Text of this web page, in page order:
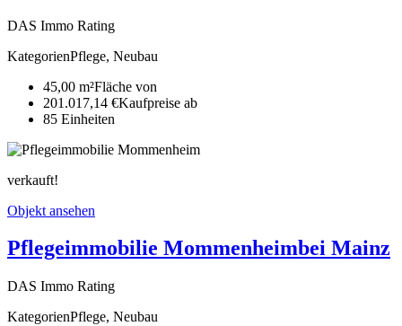
DAS Immo Rating
KategorienPflege, Neubau
45,00 m²Fläche von
201.017,14 €Kaufpreise ab
85 Ein­heiten
verkauft!
Objekt ansehen
Pflegeimmobilie Mommenheimbei Mainz
DAS Immo Rating
KategorienPflege, Neubau